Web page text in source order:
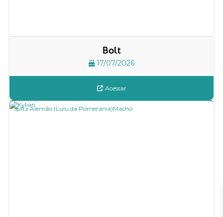
Bolt
17/07/2026
Acessar
Spitz Alemão (Lulu da Pomerania)Macho